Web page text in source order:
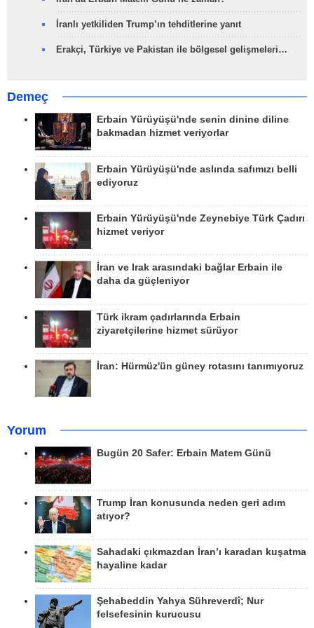
İranlı yetkiliden Trump’ın tehditlerine yanıt
Erakçi, Türkiye ve Pakistan ile bölgesel gelişmeleri…
Demeç
Erbain Yürüyüşü'nde senin dinine diline
bakmadan hizmet veriyorlar
Erbain Yürüyüşü'nde aslında safımızı belli
ediyoruz
Erbain Yürüyüşü'nde Zeynebiye Türk Çadırı
hizmet veriyor
İran ve Irak arasındaki bağlar Erbain ile
daha da güçleniyor
Türk ikram çadırlarında Erbain
ziyaretçilerine hizmet sürüyor
İran: Hürmüz'ün güney rotasını tanımıyoruz
Yorum
Bugün 20 Safer: Erbain Matem Günü
Trump İran konusunda neden geri adım
atıyor?
Sahadaki çıkmazdan İran’ı karadan kuşatma
hayaline kadar
Şehabeddin Yahya Sühreverdî; Nur
felsefesinin kurucusu